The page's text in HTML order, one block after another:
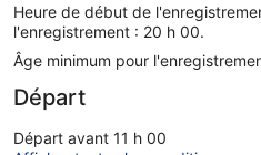
Heure de début de
l'enregistrement : 20 h 00.
Âge minimum pour
Départ
Départ avant 11 h 00